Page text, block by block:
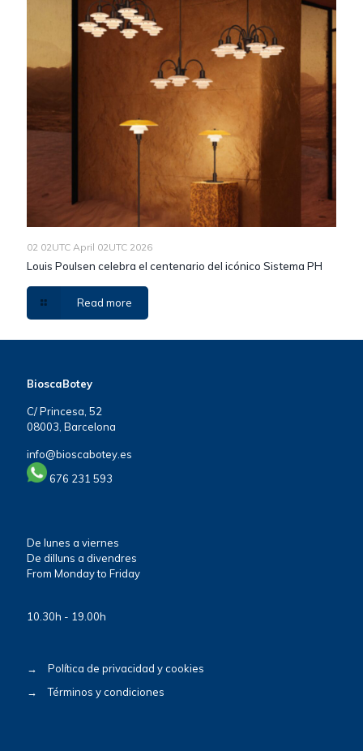
02 02UTC April 02UTC 2026
Louis Poulsen celebra el centenario del icónico Sistema PH
Read more
BioscaBotey
C/ Princesa, 52
08003, Barcelona
info@bioscabotey.es
676 231 593
De lunes a viernes
De dilluns a divendres
From Monday to Friday
10.30h - 19.00h
→
Política de privacidad y cookies
→
Términos y condiciones